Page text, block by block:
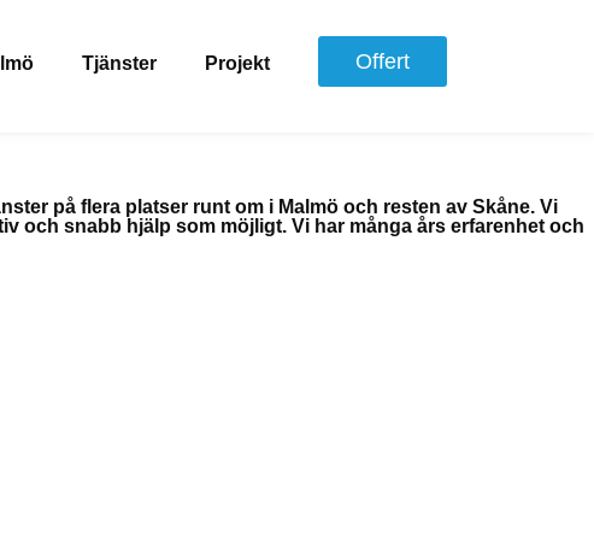
Tjänster Projekt Offert
på flera platser runt om i Malmö och resten av Skåne. Vi
och snabb hjälp som möjligt. Vi har många års erfarenhet och